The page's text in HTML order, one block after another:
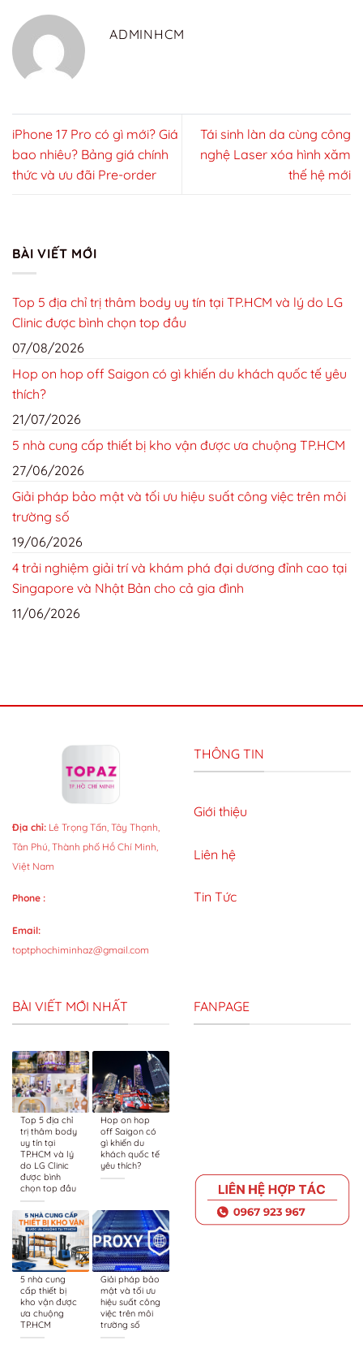
ADMINHCM
iPhone 17 Pro có gì mới? Giá
bao nhiêu? Bảng giá chính
thức và ưu đãi Pre-order
Tái sinh làn da cùng công
nghệ Laser xóa hình xăm
thế hệ mới
BÀI VIẾT MỚI
Top 5 địa chỉ trị thâm body uy tín tại TP.HCM và lý do LG
Clinic được bình chọn top đầu
07/08/2026
Hop on hop off Saigon có gì khiến du khách quốc tế yêu
thích?
21/07/2026
5 nhà cung cấp thiết bị kho vận được ưa chuộng TP.HCM
27/06/2026
Giải pháp bảo mật và tối ưu hiệu suất công việc trên môi
trường số
19/06/2026
4 trải nghiệm giải trí và khám phá đại dương đỉnh cao tại
Singapore và Nhật Bản cho cả gia đình
11/06/2026
Địa chỉ: Lê Trọng Tấn, Tây Thạnh,
Tân Phú, Thành phố Hồ Chí Minh,
Việt Nam
Phone :
Email:
toptphochiminhaz@gmail.com
THÔNG TIN
Giới thiệu
Liên hệ
Tin Tức
BÀI VIẾT MỚI NHẤT
Top 5 địa chỉ
trị thâm body
uy tín tại
TP.HCM và lý
do LG Clinic
được bình
chọn top đầu
Hop on hop
off Saigon có
gì khiến du
khách quốc tế
yêu thích?
5 nhà cung
cấp thiết bị
kho vận được
ưa chuộng
TP.HCM
Giải pháp bảo
mật và tối ưu
hiệu suất công
việc trên môi
trường số
FANPAGE